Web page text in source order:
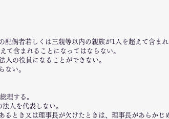
偶者若しくは三親等以内の親族が1人を超えて含ま
て含まれることになってはならない。
の役員になることができない。
ない。
理する。
人を代表しない。
とき又は理事長が欠けたときは、理事長があらかじ